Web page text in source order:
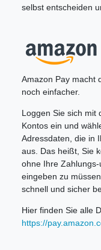
selbst entscheiden
Amazon Pay macht
noch einfacher.
Loggen Sie sich mit
Kontos ein und
Adressdaten, die in
aus. Das heißt, Sie
ohne Ihre
eingeben zu
schnell und sicher
Hier finden Sie alle
https://